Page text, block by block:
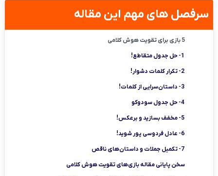
سرفصل های مهم این مقاله
5 بازی برای تقویت هوش کلامی
1- حل جدول متقاطع!
2- تکرار کلمات دشوار!
3- داستان‌سرایی از کلمات!
4- حل جدول سودوکو
5- مخفف بسازید و برعکس!
6- عادل فردوسی پور شوید!
7- تکمیل جملات و داستان‌های ناقص
سخن پایانی مقاله بازی‌های تقویت هوش کلامی